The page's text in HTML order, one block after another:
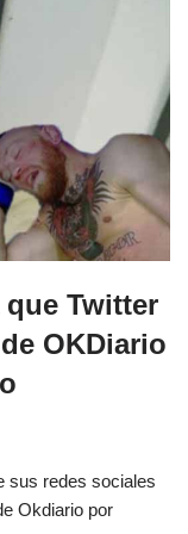
Twitter
OKDiario
sus redes sociales
Okdiario por